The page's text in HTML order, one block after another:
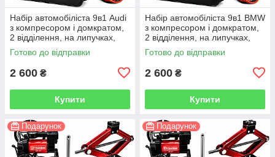
Набір автомобіліста 9в1 Audi
з компресором і домкратом,
2 відділення, на липучках,
чорний
Готово до відправки
2 600 ₴
Купити
Набір автомобіліста 9в1 BMW
з компресором і домкратом,
2 відділення, на липучках,
чорний
Готово до відправки
2 600 ₴
Купити
Подарунок Подарунок